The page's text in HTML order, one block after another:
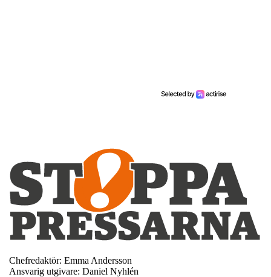
Chefredaktör: Emma Andersson
Ansvarig utgivare: Daniel Nyhlén